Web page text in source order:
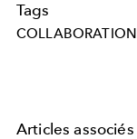
Tags
COLLABORATION
Articles associés